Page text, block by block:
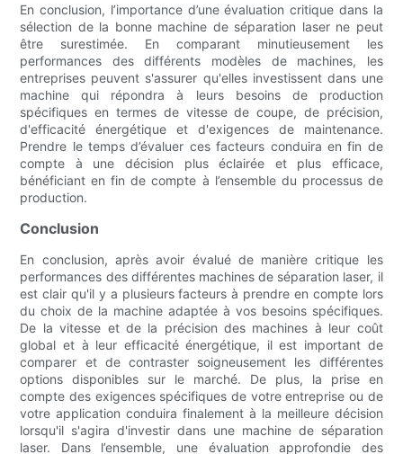
En conclusion, l’importance d’une évaluation critique dans la
sélection de la bonne machine de séparation laser ne peut
être surestimée. En comparant minutieusement les
performances des différents modèles de machines, les
entreprises peuvent s'assurer qu'elles investissent dans une
machine qui répondra à leurs besoins de production
spécifiques en termes de vitesse de coupe, de précision,
d'efficacité énergétique et d'exigences de maintenance.
Prendre le temps d’évaluer ces facteurs conduira en fin de
compte à une décision plus éclairée et plus efficace,
bénéficiant en fin de compte à l’ensemble du processus de
production.
Conclusion
En conclusion, après avoir évalué de manière critique les
performances des différentes machines de séparation laser, il
est clair qu'il y a plusieurs facteurs à prendre en compte lors
du choix de la machine adaptée à vos besoins spécifiques.
De la vitesse et de la précision des machines à leur coût
global et à leur efficacité énergétique, il est important de
comparer et de contraster soigneusement les différentes
options disponibles sur le marché. De plus, la prise en
compte des exigences spécifiques de votre entreprise ou de
votre application conduira finalement à la meilleure décision
lorsqu'il s'agira d'investir dans une machine de séparation
laser. Dans l’ensemble, une évaluation approfondie des